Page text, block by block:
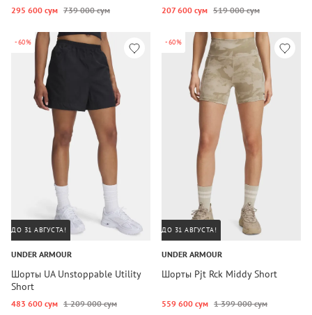
295 600 сум 739 000 сум 207 600 сум 519 000 сум
-60%
ДО 31 АВГУСТА!
UNDER ARMOUR
Шорты UA Unstoppable Utility
Short
483 600 сум 1 209 000 сум
-60%
ДО 31 АВГУСТА!
UNDER ARMOUR
Шорты Pjt Rck Middy Short
559 600 сум 1 399 000 сум